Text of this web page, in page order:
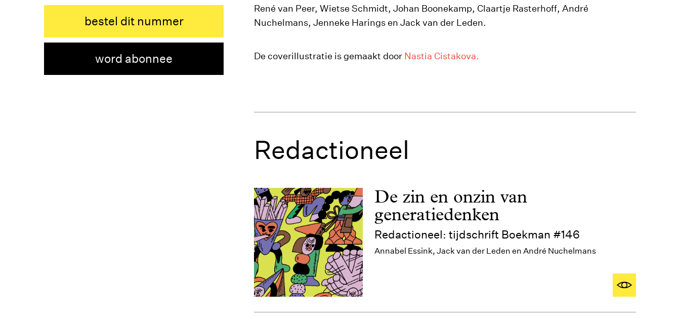
bestel dit nummer
word abonnee
René van Peer, Wietse Schmidt, Johan Boonekamp, Claartje Rasterhoff, André
Nuchelmans, Jenneke Harings en Jack van der Leden.
De coverillustratie is gemaakt door Nastia Cistakova.
Redactioneel
De zin en onzin van
generatiedenken
Redactioneel: tijdschrift Boekman #146
Annabel Essink, Jack van der Leden en André Nuchelmans